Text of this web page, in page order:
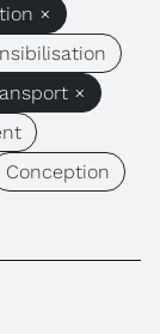
×
×
Conception